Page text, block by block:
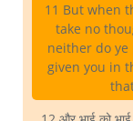
11 But when
take no
neither do
given you in